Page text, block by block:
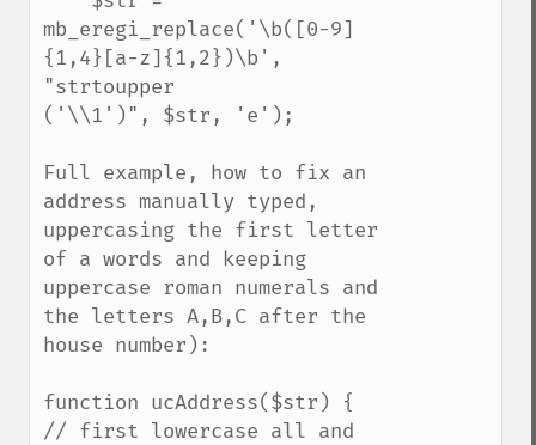
mb_eregi_replace('\b([0-9]
{1,4}[a-z]{1,2})\b',
"strtoupper
('\\1')", $str, 'e');
Full example, how to fix an
address manually typed,
uppercasing the first letter
of a words and keeping
uppercase roman numerals and
the letters A,B,C after the
house number):
function ucAddress($str) {
// first lowercase all and